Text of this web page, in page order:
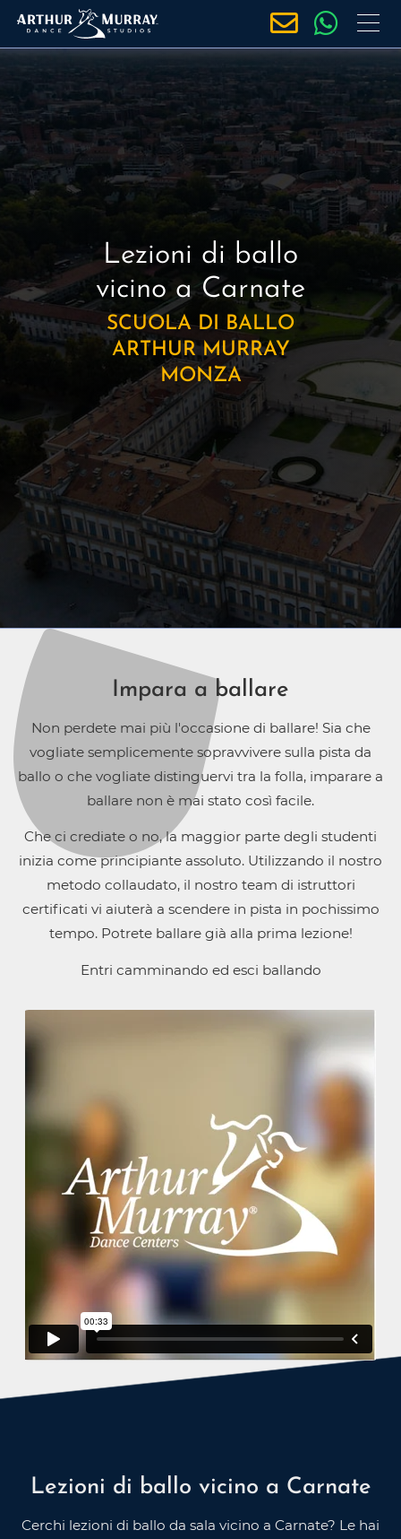
a
l
c
n
u
Lezioni di ballo
vicino a Carnate
SCUOLA DI BALLO
ARTHUR MURRAY
MONZA
Impara a ballare
Non perdete mai più l'occasione di ballare! Sia che
vogliate semplicemente sopravvivere sulla pista da
ballo o che vogliate distinguervi tra la folla, imparare a
ballare non è mai stato così facile.
Che ci crediate o no, la maggior parte degli studenti
inizia come principiante assoluto. Utilizzando il nostro
metodo collaudato, il nostro team di istruttori
certificati vi aiuterà a scendere in pista in pochissimo
tempo. Potrete ballare già alla prima lezione!
Entri camminando ed esci ballando
Lezioni di ballo vicino a Carnate
Cerchi lezioni di ballo da sala vicino a Carnate? Le hai